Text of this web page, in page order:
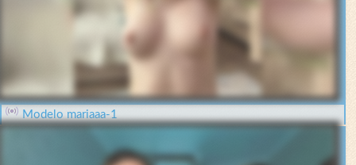
Modelo mariaaa-1